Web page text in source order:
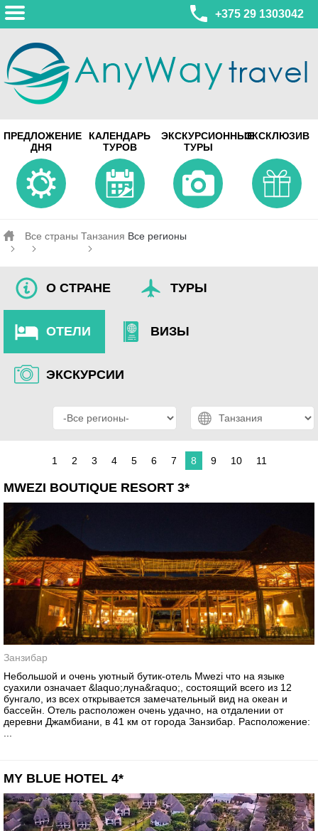
+375 29 1303042
ул. Леонида Беды, 45-547
смотреть на карте
МИНСК
Турагентство Coral Travel
ул. Притыцкого 156/1 пом.37
ул. Скрыганова 4б пом.487
ПРЕДЛОЖЕНИЕ
ДНЯ
КАЛЕНДАРЬ
ТУРОВ
ЭКСКУРСИОННЫЕ
ТУРЫ
ЭКСКЛЮЗИВ
Все страны Танзания Все регионы
О СТРАНЕ ТУРЫ
ОТЕЛИ ВИЗЫ
ЭКСКУРСИИ
1 2 3 4 5 6 7 8 9 10 11
MWEZI BOUTIQUE RESORT 3*
Занзибар
Небольшой и очень уютный бутик-отель Mwezi что на языке
суахили означает &laquo;луна&raquo;, состоящий всего из 12
бунгало, из всех открывается замечательный вид на океан и
бассейн. Отель расположен очень удачно, на отдалении от
деревни Джамбиани, в 41 км от города Занзибар. Расположение:
MY BLUE HOTEL 4*